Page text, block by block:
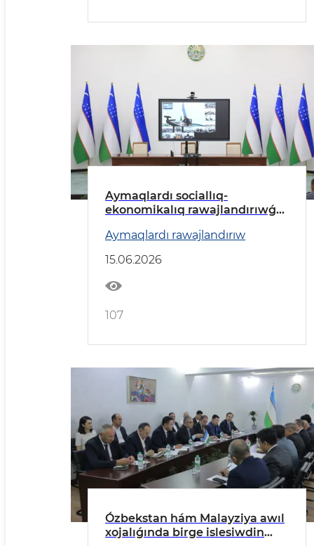
Aymaqlardı sociallıq-
ekonomikalıq rawajlandırıwǵa
etildi.
Aymaqlardı rawajlandırıw
15.06.2026
107
Ózbekstan hám Malayziya awıl
xojalıǵında birge islesiwdin